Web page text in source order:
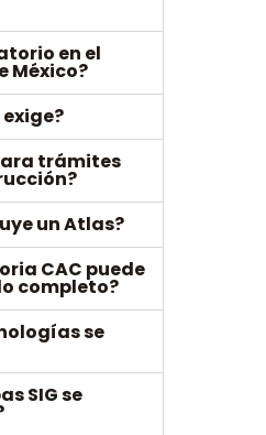
en el
México?
exige?
trámites
un Atlas?
CAC puede
completo?
se
SIG se